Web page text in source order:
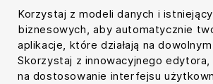
Korzystaj z modeli danych i
biznesowych, aby automatycznie
aplikacje, które działają na
Skorzystaj z innowacyjnego
na dostosowanie interfejsu